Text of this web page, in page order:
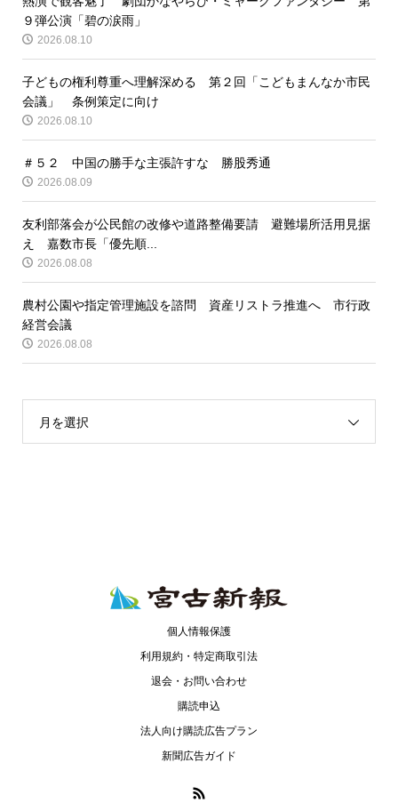
９弾公演「碧の涙雨」
2026.08.10
子どもの権利尊重へ理解深める 第２回「こどもまんなか市民
会議」 条例策定に向け
2026.08.10
＃５２ 中国の勝手な主張許すな 勝股秀通
2026.08.09
友利部落会が公民館の改修や道路整備要請 避難場所活用見据
え 嘉数市長「優先順...
2026.08.08
農村公園や指定管理施設を諮問 資産リストラ推進へ 市行政
経営会議
2026.08.08
月を選択
個人情報保護
利用規約・特定商取引法
退会・お問い合わせ
購読申込
法人向け購読広告プラン
新聞広告ガイド